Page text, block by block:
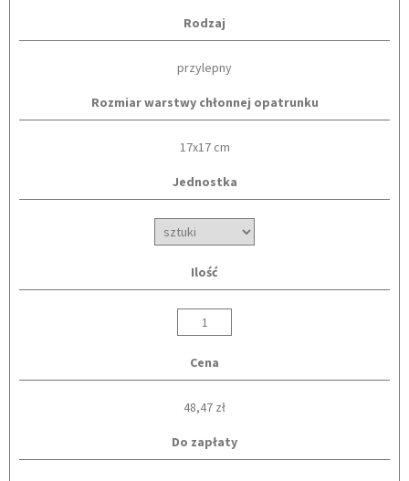
Rodzaj
przylepny
Rozmiar warstwy chłonnej opatrunku
17x17 cm
Jednostka
Ilość
Cena
48,47 zł
Do zapłaty